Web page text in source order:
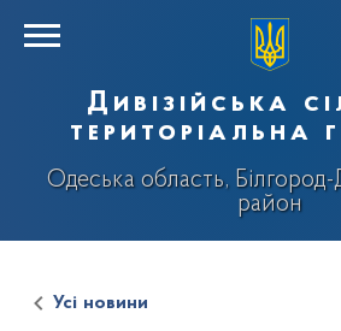
Дивізійська
територіальна
Одеська область,
район
Усі новини